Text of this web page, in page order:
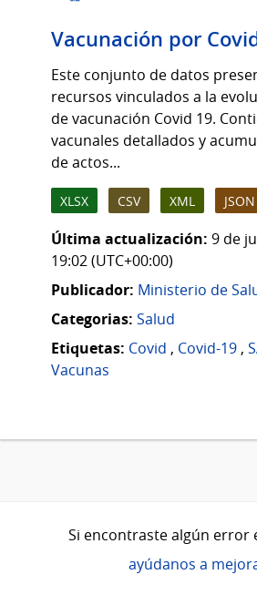
Vacunación por
Este conjunto de datos
recursos vinculados a la
de vacunación Covid 19.
vacunales detallados y
de actos...
XLSX CSV XML JSON
Última actualización: 9 de
19:02 (UTC+00:00)
Publicador: Ministerio de
Categorias: Salud
Etiquetas: Covid , Covid-19 ,
Vacunas
Si encontraste algún error
ayúdanos a